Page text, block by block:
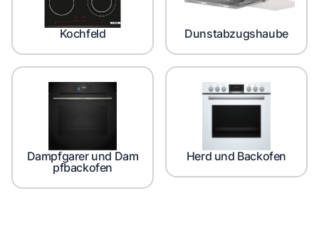
Kochfeld Dunstabzugshaube
Dampfgarer und Dam
pfbackofen
Herd und Backofen